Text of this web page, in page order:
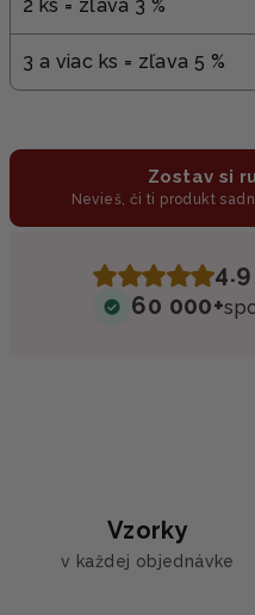
2 ks = zľava 3 %
3 a viac ks = zľava 5 %
Zostav si
Nevieš, či ti produkt
60 000+
Vzorky
v každej objednávke